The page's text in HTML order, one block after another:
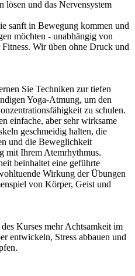
lösen und das Nervensystem
sanft in Bewegung kommen und
möchten - unabhängig von
Wir üben ohne Druck und
Sie Techniken zur tiefen
Yoga-Atmung, um den
zu schulen.
einfache, aber sehr wirksame
geschmeidig halten, die
und die Beweglichkeit
mit Ihrem Atemrhythmus.
beinhaltet eine geführte
Wirkung der Übungen
von Körper, Geist und
Kurses mehr Achtsamkeit im
entwickeln, Stress abbauen und